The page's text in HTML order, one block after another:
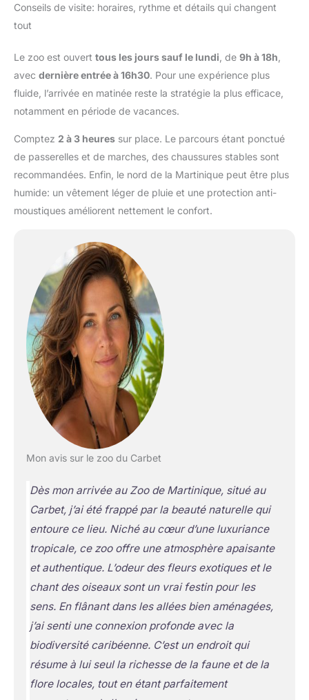
Conseils de visite: horaires, rythme et détails qui changent
tout
Le zoo est ouvert tous les jours sauf le lundi , de 9h à 18h
avec dernière entrée à 16h30. Pour une expérience plus
fluide, l’arrivée en matinée reste la stratégie la plus efficace,
notamment en période de vacances.
Comptez 2 à 3 heures sur place. Le parcours étant ponctué
de passerelles et de marches, des chaussures stables sont
recommandées. Enfin, le nord de la Martinique peut être plus
humide: un vêtement léger de pluie et une protection anti-
moustiques améliorent nettement le confort.
Mon avis sur le zoo du Carbet
Dès mon arrivée au Zoo de Martinique, situé au
Carbet, j’ai été frappé par la beauté naturelle qui
entoure ce lieu. Niché au cœur d’une luxuriance
tropicale, ce zoo offre une atmosphère apaisante
et authentique. L’odeur des fleurs exotiques et le
chant des oiseaux sont un vrai festin pour les
sens. En flânant dans les allées bien aménagées,
j’ai senti une connexion profonde avec la
biodiversité caribéenne. C’est un endroit qui
résume à lui seul la richesse de la faune et de la
flore locales, tout en étant parfaitement